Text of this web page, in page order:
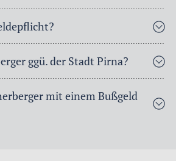
ggü. der Stadt Pirna?
mit einem Bußgeld